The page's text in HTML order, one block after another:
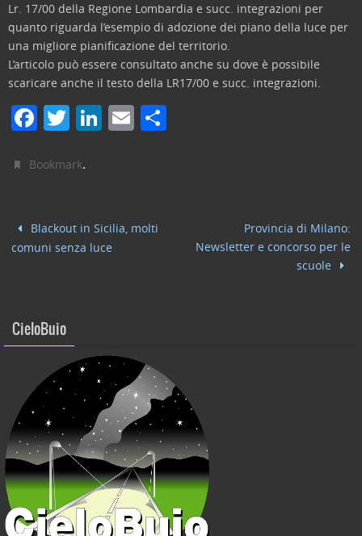
Lr. 17/00 della Regione Lombardia e succ. integrazioni per
quanto riguarda l’esempio di adozione dei piano della luce per
una migliore pianificazione del territorio.
L’articolo può essere consultato anche su dove è possibile
scaricare anche il testo della LR17/00 e succ. integrazioni.
F
c
b
o
T
itt
Li
dI
n
E
Bookmark.
Blackout in Sicilia, molti
comuni senza luce
Provincia di Milano:
Newsletter e concorso per le
scuole
CieloBuio